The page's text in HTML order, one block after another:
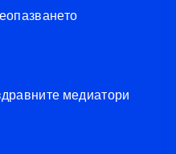
медиатори